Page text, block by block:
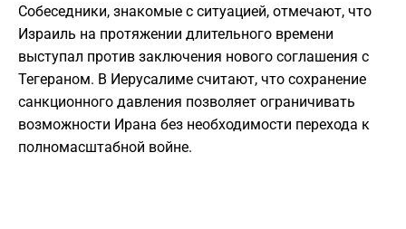
Собеседники, знакомые с ситуацией, отмечают, что
Израиль на протяжении длительного времени
выступал против заключения нового соглашения с
Тегераном. В Иерусалиме считают, что сохранение
санкционного давления позволяет ограничивать
возможности Ирана без необходимости перехода к
полномасштабной войне.